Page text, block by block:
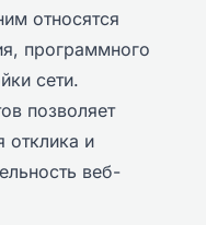
относятся
программного
сети.
позволяет
отклика и
веб-